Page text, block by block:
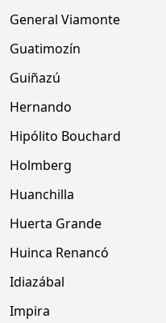
General Viamonte
Guatimozín
Guiñazú
Hernando
Hipólito Bouchard
Holmberg
Huanchilla
Huerta Grande
Huinca Renancó
Idiazábal
Impira